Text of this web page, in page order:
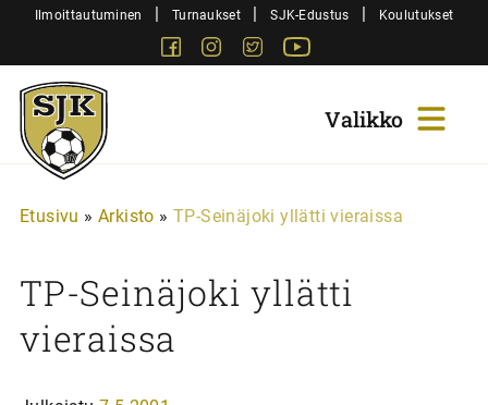
SiirryIlmoittautuminen | Turnaukset | SJK-Edustus | Koulutukset
FacebookInstagram
Twitter
Sjk-
Juniorit
Etusivu » Arkisto » TP-Seinäjoki yllätti vieraissa
TP-Seinäjoki yllätti
vieraissa